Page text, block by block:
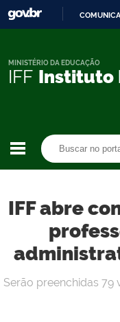
IFF Instituto
MINISTÉRIO DA EDUCAÇÃO
IFF abre
Serão preenchidas 79